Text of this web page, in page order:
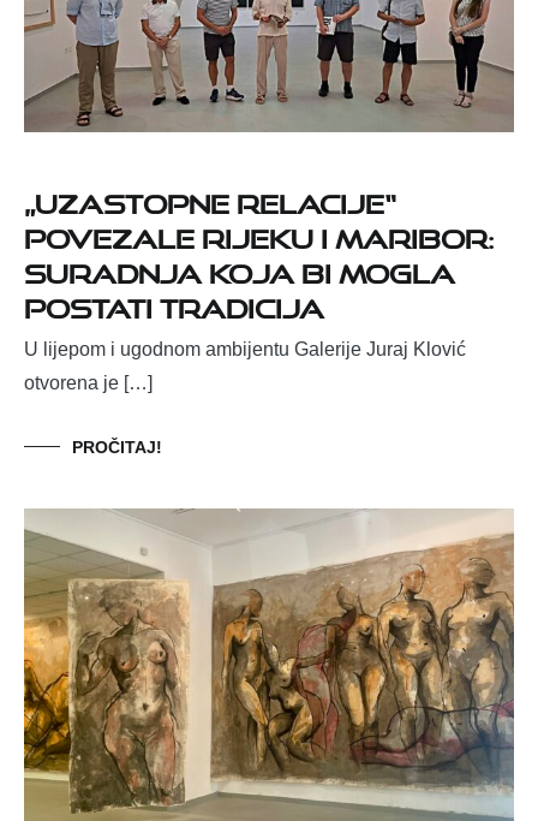
„Uzastopne relacije“
povezale Rijeku i Maribor:
Suradnja koja bi mogla
postati tradicija
U lijepom i ugodnom ambijentu Galerije Juraj Klović
otvorena je […]
PROČITAJ!